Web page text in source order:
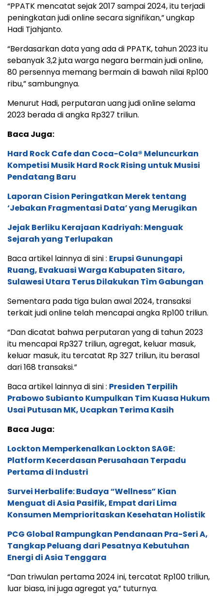
“PPATK mencatat sejak 2017 sampai 2024, itu terjadi
peningkatan judi online secara signifikan,” ungkap
Hadi Tjahjanto.
“Berdasarkan data yang ada di PPATK, tahun 2023 itu
sebanyak 3,2 juta warga negara bermain judi online,
80 persennya memang bermain di bawah nilai Rp100
ribu,” sambungnya.
Menurut Hadi, perputaran uang judi online selama
2023 berada di angka Rp327 triliun.
Baca Juga:
Hard Rock Cafe dan Coca-Cola® Meluncurkan
Kompetisi Musik Hard Rock Rising untuk Musisi
Pendatang Baru
Laporan Cision Peringatkan Merek tentang
‘Jebakan Fragmentasi Data’ yang Merugikan
Jejak Berliku Kerajaan Kadriyah: Menguak
Sejarah yang Terlupakan
Baca artikel lainnya di sini : Erupsi Gunungapi
Ruang, Evakuasi Warga Kabupaten Sitaro,
Sulawesi Utara Terus Dilakukan Tìm Gabungan
Sementara pada tiga bulan awal 2024, transaksi
terkait judi online telah mencapai angka Rp100 triliun.
“Dan dicatat bahwa perputaran yang di tahun 2023
itu mencapai Rp327 triliun, agregat, keluar masuk,
keluar masuk, itu tercatat Rp 327 triliun, itu berasal
dari 168 transaksi.”
Baca artikel lainnya di sini : Presiden Terpilih
Prabowo Subianto Kumpulkan Tim Kuasa Hukum
Usai Putusan MK, Ucapkan Terima Kasih
Baca Juga:
Lockton Memperkenalkan Lockton SAGE:
Platform Kecerdasan Perusahaan Terpadu
Pertama di Industri
Survei Herbalife: Budaya “Wellness” Kian
Menguat di Asia Pasifik, Empat dari Lima
Konsumen Memprioritaskan Kesehatan Holistik
PCG Global Rampungkan Pendanaan Pra-Seri A,
Tangkap Peluang dari Pesatnya Kebutuhan
Energi di Asia Tenggara
“Dan triwulan pertama 2024 ini, tercatat Rp100 triliun,
luar biasa, ini juga agregat ya,” tuturnya.